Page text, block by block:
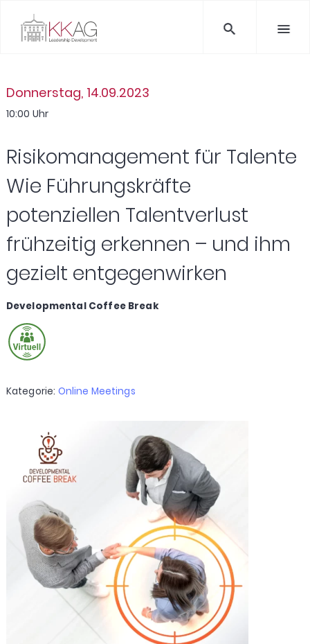
Risikomanagement für Talente
Wie Führungskräfte
potenziellen Talentverlust
frühzeitig erkennen – und ihm
gezielt entgegenwirken
Donnerstag, 14.09.2023
10:00 Uhr
Developmental Coffee Break
Kategorie: Online Meetings